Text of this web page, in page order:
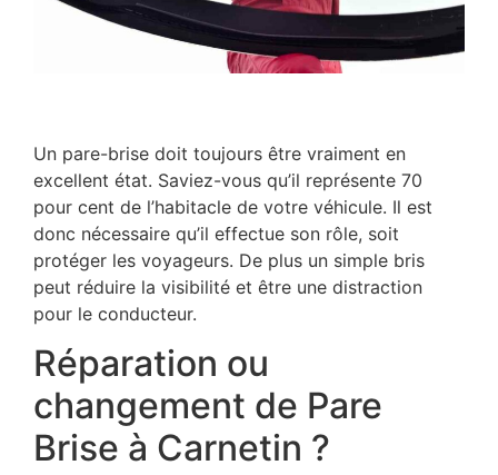
Un pare-brise doit toujours être vraiment en
excellent état. Saviez-vous qu’il représente 70
pour cent de l’habitacle de votre véhicule. Il est
donc nécessaire qu’il effectue son rôle, soit
protéger les voyageurs. De plus un simple bris
peut réduire la visibilité et être une distraction
pour le conducteur.
Réparation ou
changement de Pare
Brise à Carnetin ?